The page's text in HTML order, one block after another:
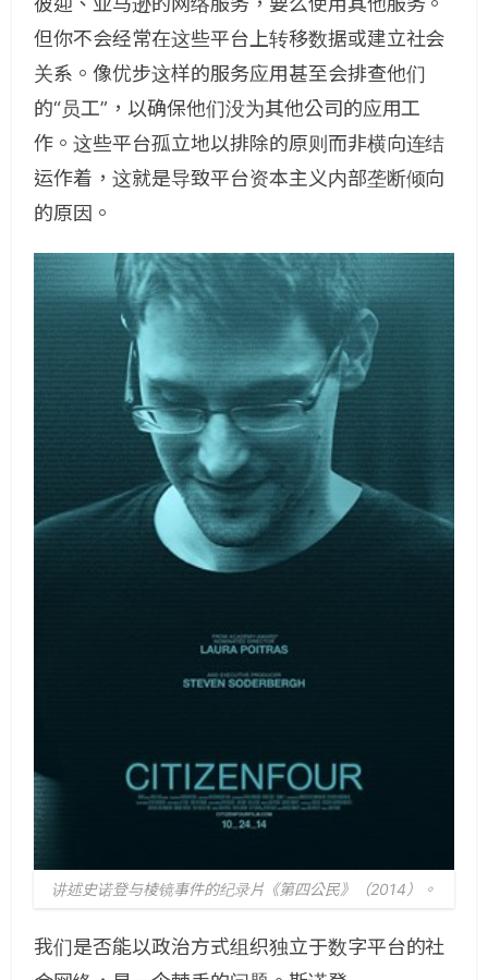
但你不会经常在这些平台上转移数据或建立社会
关系。像优步这样的服务应用甚至会排查他们
的“员工”，以确保他们没为其他公司的应用工
作。这些平台孤立地以排除的原则而非横向连结
运作着，这就是导致平台资本主义内部垄断倾向
的原因。
讲述史诺登与棱镜事件的纪录片《第四公民》（2014）。
我们是否能以政治方式组织独立于数字平台的社